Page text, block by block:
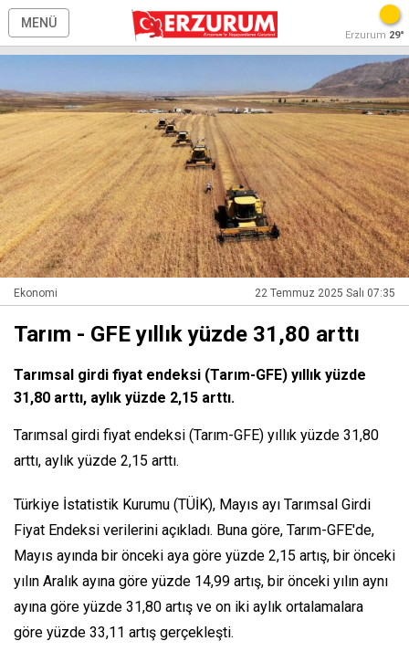
MENÜ
Erzurum 29°
Ekonomi 22 Temmuz 2025 Salı 07:35
Tarım - GFE yıllık yüzde 31,80 arttı
Tarımsal girdi fiyat endeksi (Tarım-GFE) yıllık yüzde
31,80 arttı, aylık yüzde 2,15 arttı.
Tarımsal girdi fiyat endeksi (Tarım-GFE) yıllık yüzde 31,80
arttı, aylık yüzde 2,15 arttı.
Türkiye İstatistik Kurumu (TÜİK), Mayıs ayı Tarımsal Girdi
Fiyat Endeksi verilerini açıkladı. Buna göre, Tarım-GFE'de,
Mayıs ayında bir önceki aya göre yüzde 2,15 artış, bir önceki
yılın Aralık ayına göre yüzde 14,99 artış, bir önceki yılın aynı
ayına göre yüzde 31,80 artış ve on iki aylık ortalamalara
göre yüzde 33,11 artış gerçekleşti.